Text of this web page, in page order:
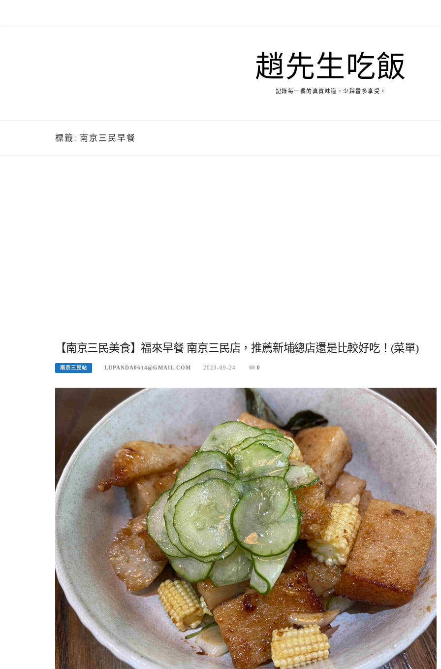
趙先生吃飯
記錄每一餐的真實味道，少踩雷多享受。
標籤: 南京三民早餐
【南京三民美食】福來早餐 南京三民店，推薦新埔總店還是比較好吃！(菜單)
南京三民站 LUPANDA0614@GMAIL.COM 2023-09-24 0